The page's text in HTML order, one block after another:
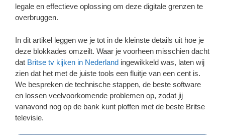
legale en effectieve oplossing om deze digitale grenzen te
overbruggen.
In dit artikel leggen we je tot in de kleinste details uit hoe je
deze blokkades omzeilt. Waar je voorheen misschien dacht
dat Britse tv kijken in Nederland ingewikkeld was, laten wij
zien dat het met de juiste tools een fluitje van een cent is.
We bespreken de technische stappen, de beste software
en lossen veelvoorkomende problemen op, zodat jij
vanavond nog op de bank kunt ploffen met de beste Britse
televisie.